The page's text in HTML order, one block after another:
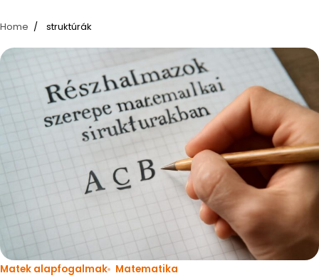
Home struktúrák
Matek alapfogalmak Matematika